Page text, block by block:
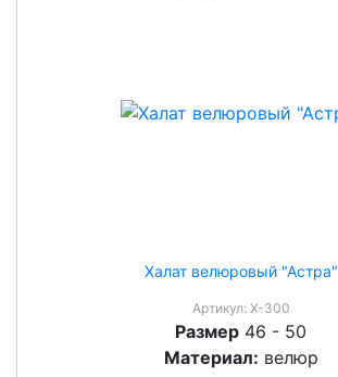
Халат велюровый "Астра"
Артикул: Х-300
Размер 46 - 50
Материал: велюр